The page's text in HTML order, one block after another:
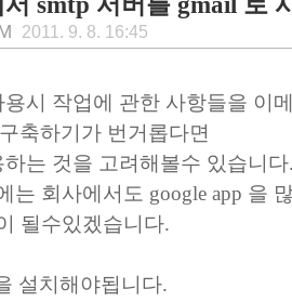
2011. 9. 8. 16:45
용시 작업에 관한 사항들을 이
축하기가 번거롭다면
하는 것을 고려해볼수 있습니
는 회사에서도 google app 을
될수있겠습니다.
설치해야됩니다.